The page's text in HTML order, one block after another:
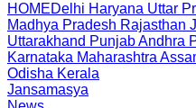
HOMEDelhi Haryana Uttar
Madhya Pradesh Rajasthan
Uttarakhand PunjabAndhra
Karnataka Maharashtra
Odisha Kerala
Jansamasya